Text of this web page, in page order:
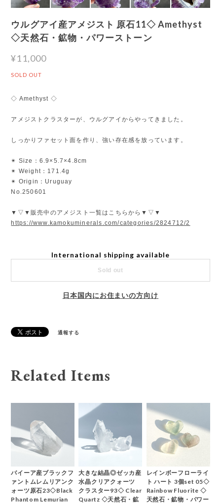
ウルグアイ産アメジスト 原石11◇ Amethyst
◇天然石・鉱物・パワーストーン
¥11,000
SOLD OUT
◇ Amethyst ◇
アメジストクラスターが、ウルグアイからやってきました。
しっかりファセット面を作り、強い存在感を放っています。
✴︎ Size：6.9×5.7×4.8cm
✴︎ Weight：171.4g
✴︎ Origin：Uruguay
No.250601
▼▽▼販売中のアメジスト一覧はこちらから▼▽▼
https://www.kamokuminerals.com/categories/2824712/2
International shipping available
Sold out
日本国内にお住まいの方向け
通報する
Related Items
バイーア産ブラックフ
ァントムレムリアンク
ォーツ原石23◇Black
Phantom Lemurian
大きな結晶◎ゼッカ産
水晶クリアクォーツ
クラスター93◇ Clear
Quartz ◇天然石・鉱
レインボーフローライ
ト ハート 3個set 05◇
Rainbow Fluorite ◇
天然石・鉱物・パワー